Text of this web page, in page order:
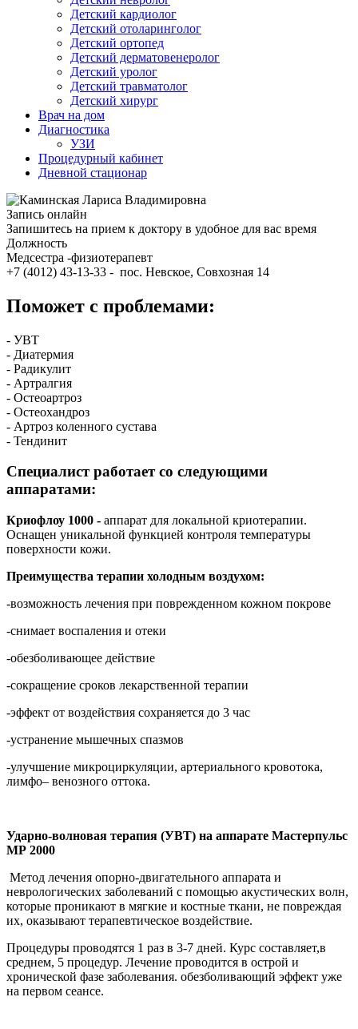
Детский кардиолог
Детский отоларинголог
Детский ортопед
Детский дерматовенеролог
Детский уролог
Детский травматолог
Детский хирург
Врач на дом
Диагностика
УЗИ
Процедурный кабинет
Дневной стационар
Запись онлайн
Запишитесь на прием к доктору в удобное для вас время
Должность
Медсестра -физиотерапевт
+7 (4012) 43-13-33 - пос. Невское, Совхозная 14
Поможет с проблемами:
- УВТ
- Диатермия
- Радикулит
- Артралгия
- Остеоартроз
- Остеохандроз
- Артроз коленного сустава
- Тендинит
Специалист работает со следующими
аппаратами:
Криофлоу 1000 - аппарат для локальной криотерапии.
Оснащен уникальной функцией контроля температуры
поверхности кожи.
Преимущества терапии холодным воздухом:
-возможность лечения при поврежденном кожном покрове
-снимает воспаления и отеки
-обезболивающее действие
-сокращение сроков лекарственной терапии
-эффект от воздействия сохраняется до 3 час
-устранение мышечных спазмов
-улучшение микроциркуляции, артериального кровотока,
лимфо– венозного оттока.
Ударно-волновая терапия (УВТ) на аппарате Мастерпульс
МР 2000
Метод лечения опорно-двигательного аппарата и
неврологических заболеваний с помощью акустических волн,
которые проникают в мягкие и костные ткани, не повреждая
их, оказывают терапевтическое воздействие.
Процедуры проводятся 1 раз в 3-7 дней. Курс составляет,в
среднем, 5 процедур. Лечение проводится в острой и
хронической фазе заболевания. обезболивающий эффект уже
на первом сеансе.